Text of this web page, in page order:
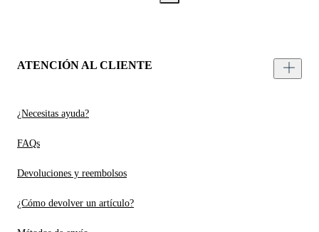
ATENCIÓN AL CLIENTE
¿Necesitas ayuda?
FAQs
Devoluciones y reembolsos
¿Cómo devolver un artículo?